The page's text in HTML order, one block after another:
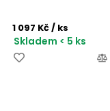
1 097 Kč/ ks
Skladem < 5 ks